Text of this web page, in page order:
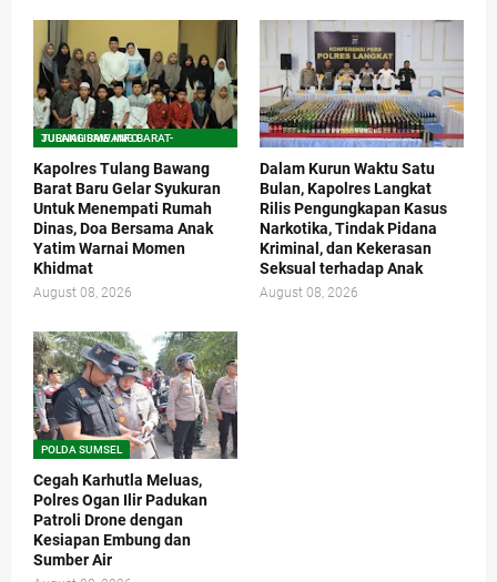
TULANG BAWANG BARAT-JURNALISME.INFO
Kapolres Tulang Bawang
Barat Baru Gelar Syukuran
Untuk Menempati Rumah
Dinas, Doa Bersama Anak
Yatim Warnai Momen
Khidmat
August 08, 2026
Dalam Kurun Waktu Satu
Bulan, Kapolres Langkat
Rilis Pengungkapan Kasus
Narkotika, Tindak Pidana
Kriminal, dan Kekerasan
Seksual terhadap Anak
August 08, 2026
POLDA SUMSEL
Cegah Karhutla Meluas,
Polres Ogan Ilir Padukan
Patroli Drone dengan
Kesiapan Embung dan
Sumber Air